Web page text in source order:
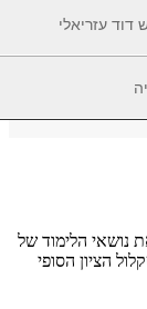
עזריאלי
נושאי הלימוד של
הציון הסופי